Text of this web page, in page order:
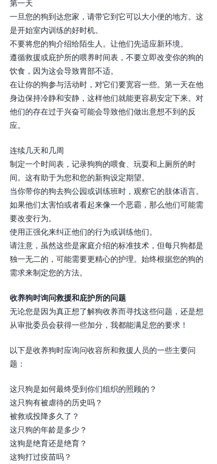
第一天
一旦您的狗到达您家，请带它到它可以大小便的地方。这
是开始室内训练的好时机。
不要将您的狗介绍给陌生人。让他们先适应新环境。
遵循救援或庇护所的喂养时间表，不要立即改变你的狗的
饮食，因为这会导致胃部不适。
在让你的狗参与活动时，对它们要宽容一些。第一天在他
身边保持冷静和安静，这样他们就能更容易安定下来。对
他们的存在过于兴奋可能会导致他们做出意想不到的反
应。
连续几天和几周
制定一个时间表，记录狗狗的喂食、玩耍和上厕所的时
间。这有助于为您和您的新狗设定期望。
当你带你的狗去狗公园或训练班时，观察它的肢体语言。
如果他们太害怕或者看起来像一个恶霸，那么他们可能需
要改变行为。
使用正强化来纠正他们的行为或训练他们。
请注意，虽然这些是家庭介绍的标准技术，但每只狗都是
独一无二的，可能需要更精心的护理。始终根据您的狗的
需求来制定您的方法。
收养狗时询问救援和庇护所的问题
无论您是因为真正想了解狗收养而寻找这些问题，还是想
从审批委员会获得一些加分，我都能满足您的要求！
以下是收养狗时应询问收容所和救援人员的一些主要问
题：
这只狗是如何最终受到你们组织的照顾的？
这只狗有被虐待的历史吗？
被救或投降多久了？
这只狗的年龄是多少？
这狗是绝育还是绝育？
这狗打过疫苗吗？